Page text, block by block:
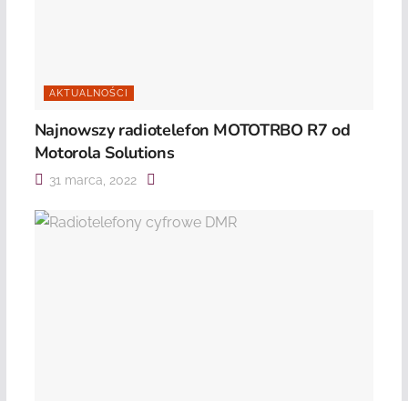
AKTUALNOŚCI
Najnowszy radiotelefon MOTOTRBO R7 od
Motorola Solutions
31 marca, 2022